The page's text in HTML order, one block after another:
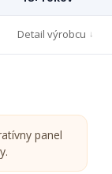
Detail výrobcu
panel